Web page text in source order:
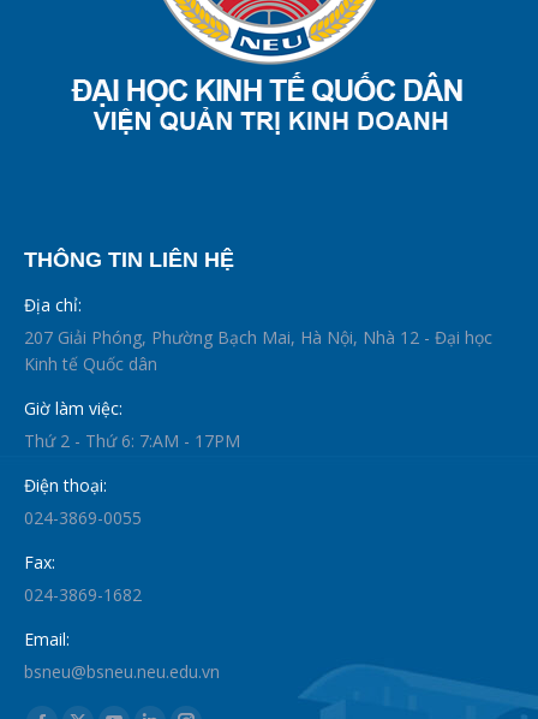
THÔNG TIN LIÊN HỆ
Địa chỉ:
207 Giải Phóng, Phường Bạch Mai, Hà Nội, Nhà 12 - Đại học
Kinh tế Quốc dân
Giờ làm việc:
Thứ 2 - Thứ 6: 7:AM - 17PM
Điện thoại:
024-3869-0055
Fax:
024-3869-1682
Email:
bsneu@bsneu.neu.edu.vn